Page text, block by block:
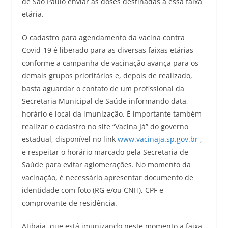
etária.
O cadastro para agendamento da vacina contra
Covid-19 é liberado para as diversas faixas etárias
conforme a campanha de vacinação avança para os
demais grupos prioritários e, depois de realizado,
basta aguardar o contato de um profissional da
Secretaria Municipal de Saúde informando data,
horário e local da imunização. É importante também
realizar o cadastro no site “Vacina Já” do governo
estadual, disponível no link www.vacinaja.sp.gov.br,
e respeitar o horário marcado pela Secretaria de
Saúde para evitar aglomerações. No momento da
vacinação, é necessário apresentar documento de
identidade com foto (RG e/ou CNH), CPF e
comprovante de residência.
Atibaia, que está imunizando neste momento a faixa